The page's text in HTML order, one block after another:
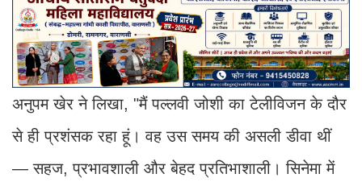
अनुपम खेर ने लिखा, "मैं पल्लवी जोशी का टेलीविजन के दौर
से ही प्रशंसक रहा हूं। वह उस समय की असली डीवा थीं
— सहज, प्रभावशाली और बेहद प्रतिभाशाली। सिनेमा में